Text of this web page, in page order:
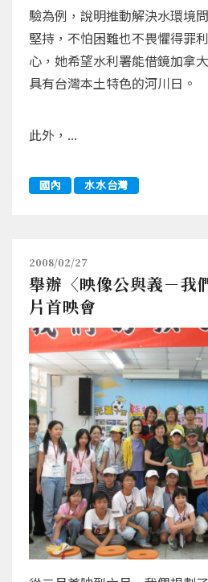
驗為例，說明推動解決水環境
堅持，不怕困難也不畏懼得罪
心，她希望水利署能借鏡加拿
具有台灣本土特色的河川日。
此外，...
國內 水水台灣
2008/02/27
舉辦〈映像公與義－我
片首映會